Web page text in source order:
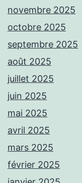
novembre 2025
octobre 2025
septembre 2025
août 2025
juillet 2025
juin 2025
mai 2025
avril 2025
mars 2025
février 2025